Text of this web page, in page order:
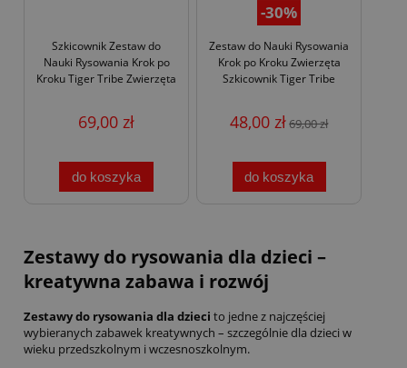
Szkicownik Zestaw do
Nauki Rysowania Krok po
Kroku Tiger Tribe Zwierzęta
69,00 zł
do koszyka
-30%
Zestaw do Nauki Rysowania
Krok po Kroku Zwierzęta
Szkicownik Tiger Tribe
48,00 zł69,00 zł
do koszyka
Zestawy do rysowania dla dzieci –
kreatywna zabawa i rozwój
Zestawy do rysowania dla dzieci to jedne z najczęściej
wybieranych zabawek kreatywnych – szczególnie dla dzieci w
wieku przedszkolnym i wczesnoszkolnym.